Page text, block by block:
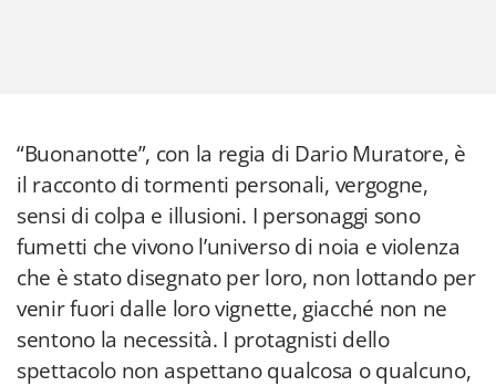
“Buonanotte”, con la regia di Dario Muratore, è
il racconto di tormenti personali, vergogne,
sensi di colpa e illusioni. I personaggi sono
fumetti che vivono l’universo di noia e violenza
che è stato disegnato per loro, non lottando per
venir fuori dalle loro vignette, giacché non ne
sentono la necessità. I protagnisti dello
spettacolo non aspettano qualcosa o qualcuno,